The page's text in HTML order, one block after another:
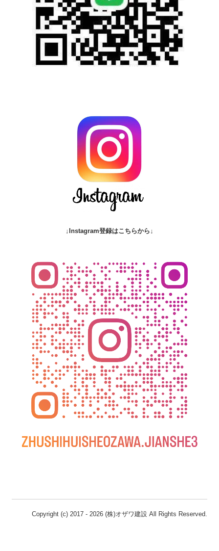
↓Instagram登録はこちらから↓
Copyright (c) 2017 - 2026 (株)オザワ建設 All Rights Reserved.